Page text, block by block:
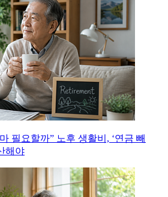
필요할까” 노후 생활비, ‘연금 빼
해야